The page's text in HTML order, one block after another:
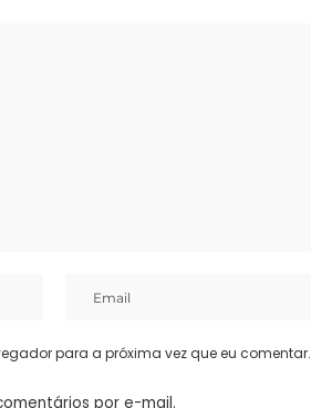
para a próxima vez que eu comentar.
por e-mail.